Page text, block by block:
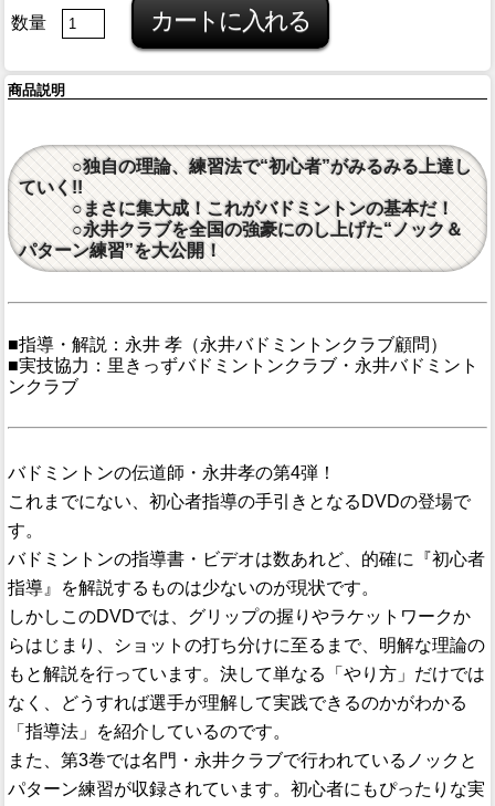
数量
商品説明
○独自の理論、練習法で“初心者”がみるみる上達し
ていく!!
○まさに集大成！これがバドミントンの基本だ！
○永井クラブを全国の強豪にのし上げた“ノック＆
パターン練習”を大公開！
■指導・解説：永井 孝（永井バドミントンクラブ顧問）
■実技協力：里きっずバドミントンクラブ・永井バドミント
ンクラブ
バドミントンの伝道師・永井孝の第4弾！
これまでにない、初心者指導の手引きとなるDVDの登場で
す。
バドミントンの指導書・ビデオは数あれど、的確に『初心者
指導』を解説するものは少ないのが現状です。
しかしこのDVDでは、グリップの握りやラケットワークか
らはじまり、ショットの打ち分けに至るまで、明解な理論の
もと解説を行っています。決して単なる「やり方」だけでは
なく、どうすれば選手が理解して実践できるのかがわかる
「指導法」を紹介しているのです。
また、第3巻では名門・永井クラブで行われているノックと
パターン練習が収録されています。初心者にもぴったりな実